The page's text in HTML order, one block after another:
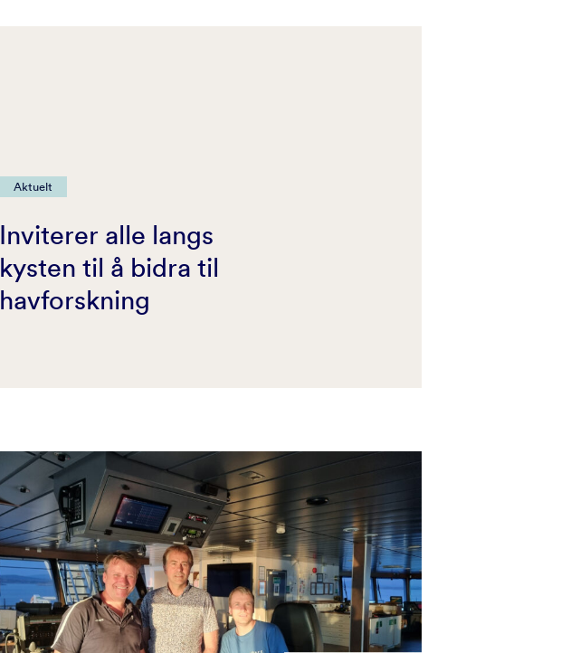
Aktuelt
Inviterer alle langs
kysten til å bidra til
havforskning